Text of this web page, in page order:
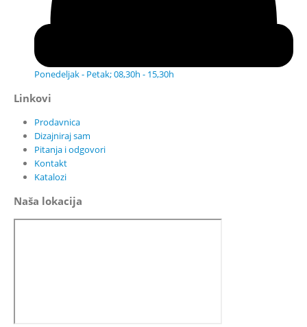
Ponedeljak - Petak; 08,30h - 15,30h
Linkovi
Prodavnica
Dizajniraj sam
Pitanja i odgovori
Kontakt
Katalozi
Naša lokacija